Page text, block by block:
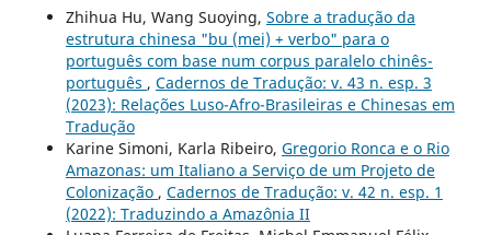
Zhihua Hu, Wang Suoying, Sobre a tradução da
estrutura chinesa "bu (mei) + verbo" para o
português com base num corpus paralelo chinês-
português , Cadernos de Tradução: v. 43 n. esp. 3
(2023): Relações Luso-Afro-Brasileiras e Chinesas em
Tradução
Karine Simoni, Karla Ribeiro, Gregorio Ronca e o Rio
Amazonas: um Italiano a Serviço de um Projeto de
Colonização , Cadernos de Tradução: v. 42 n. esp. 1
(2022): Traduzindo a Amazônia II